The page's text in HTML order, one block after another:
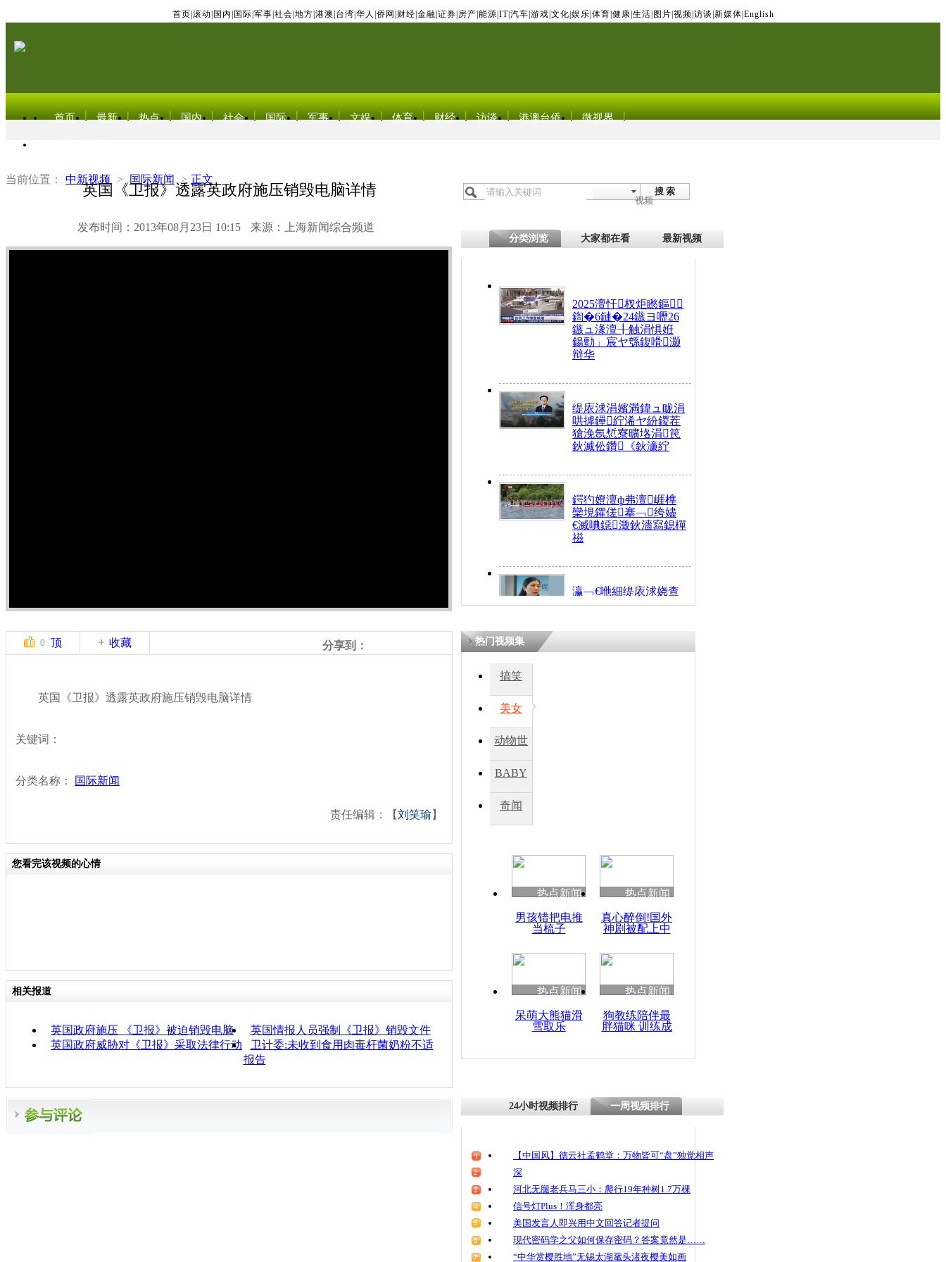
首页 滚动 国内 国际 军事 社会 地方 港澳 台湾 华人 侨网 财经 金融 证券 房产 能源 IT| 汽车 游戏 文化 娱乐 体育 健康 生活 图片 视频 访谈 新媒体 English
首页 最新 热点 国内 社会 国际 军事 文娱 体育 财经 访谈 港澳台侨 微视界
当前位置： 中新视频 > 国际新闻 > 正文
英国《卫报》透露英政府施压销毁电脑详情
发布时间：2013年08月23日 10:15 来源：上海新闻综合频道
搜 索
视频
分类浏览 大家都在看 最新视频
2025澶忓杈炬矁鏂
鍧�6鏈�24鏃ヨ嚦26
鏃ュ湪澶╂触涓惧姙
鍚勯」宸ヤ綔鍑嗗灏
辩华
缇庡浗涓嬪満鍏ュ眬涓
哄摢鑸紵浠ヤ紛鍐茬
獊浼氬惁寮曠垎涓笢
鈥滅伀鑽《鈥濓紵
鍔犳嬁澶ф弗澶崕榫
欒垷鑺傞搴﹁绔嬧
€滅唺鐚澂鈥濇寫鎴樿
禌
瀛﹁€咃細缇庡浗娆查
€间笢鍗椾簹涓庝腑鍥
瘑灞€
0 顶 收藏 分享到：
英国《卫报》透露英政府施压销毁电脑详情
关键词：
分类名称： 国际新闻
责任编辑：【刘笑瑜 】
您看完该视频的心情
相关报道
英国政府施压 《卫报》被迫销毁电脑
英国情报人员强制《卫报》销毁文件
英国政府威胁对《卫报》采取法律行动
卫计委:未收到食用肉毒杆菌奶粉不适
报告
热门视频集
搞笑
美女
动物世
BABY
秀
奇闻
热点新闻
男孩错把电推
当梳子
热点新闻
真心醉倒!国外
神剧被配上中
热点新闻
呆萌大熊猫滑
雪取乐
热点新闻
狗教练陪伴最
胖猫咪 训练成
24小时视频排行 一周视频排行
【中国风】德云社孟鹤堂：万物皆可“盘”独觉相声
深
河北无腿老兵马三小：爬行19年种树1.7万棵
信号灯Plus！浑身都亮
美国发言人即兴用中文回答记者提问
现代密码学之父如何保存密码？答案竟然是……
“中华赏樱胜地”无锡太湖鼋头渚夜樱美如画